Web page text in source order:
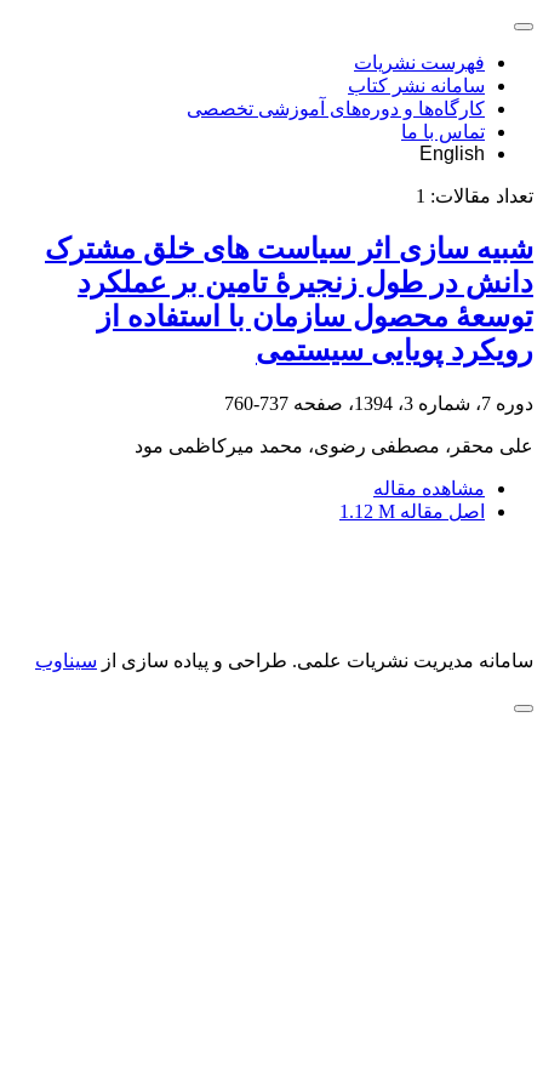
فهرست نشریات
سامانه نشر کتاب
کارگاه‌ها و دوره‌های آموزشی تخصصی
تماس با ما
English
تعداد مقالات: 1
شبیه سازی اثر سیاست های خلق مشترک
دانش در طول زنجیرۀ تامین بر عملکرد
توسعۀ محصول سازمان با استفاده از
رویکرد پویایی سیستمی
دوره 7، شماره 3، 1394، صفحه 737-760
علی محقر، مصطفی رضوی، محمد میرکاظمی مود
مشاهده مقاله
اصل مقاله 1.12 M
سامانه مدیریت نشریات علمی. طراحی و پیاده سازی از سیناوب